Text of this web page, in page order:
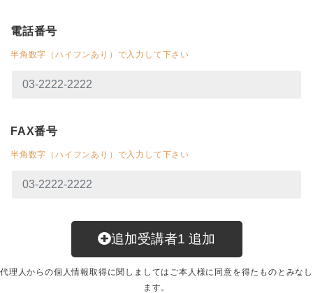
電話番号
半角数字（ハイフンあり）で入力して下さい
FAX番号
半角数字（ハイフンあり）で入力して下さい
追加受講者1 追加
代理人からの個人情報取得に関しましてはご本人様に同意を得たものとみなし
ます。